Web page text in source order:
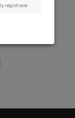
registrace.